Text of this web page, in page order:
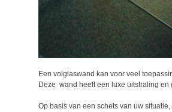
Een volglaswand kan voor veel
Deze wand heeft een luxe uitstraling
Op basis van een schets van uw